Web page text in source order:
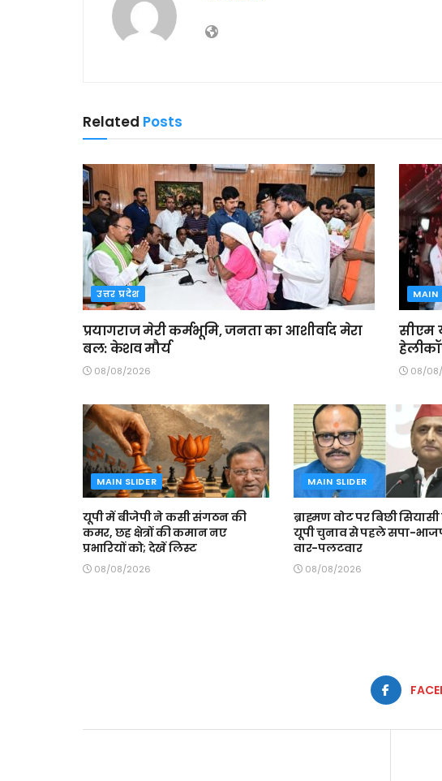
Related Posts
उत्तर प्रदेश
प्रयागराज मेरी कर्मभूमि, जनता का आशीर्वाद मेरा
बल: केशव मौर्य
08/08/2026
MAIN
सीएम
08/
MAIN SLIDER
यूपी में बीजेपी ने कसी संगठन की
कमर, छह क्षेत्रों की कमान नए
प्रभारियों को; देखें लिस्ट
08/08/2026
MAIN SLIDER
ब्राह्मण वोट पर बिछी
यूपी चुनाव से पहले सपा-
वार-पलटवार
08/08/2026